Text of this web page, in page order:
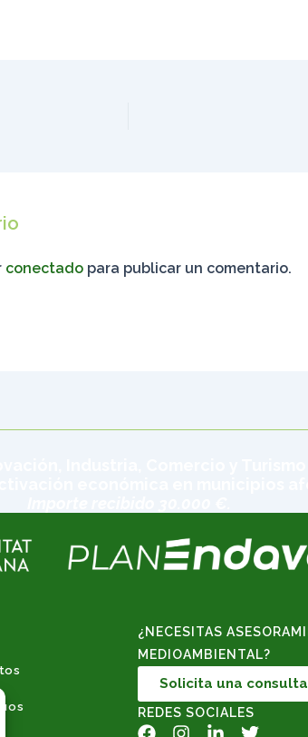
conectado para publicar un comentario.
¿NECESITAS
MEDIOAMBIENTAL?
Solicita una consulta
REDES SOCIALES